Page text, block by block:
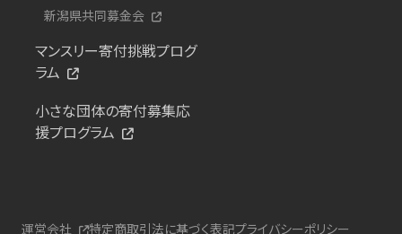
新潟県共同募金会
マンスリー寄付挑戦プログ
ラム
小さな団体の寄付募集応
援プログラム
運営会社 特定商取引法に基づく表記プライバシーポリシー